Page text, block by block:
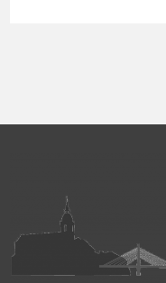
Vergleichswert, […]